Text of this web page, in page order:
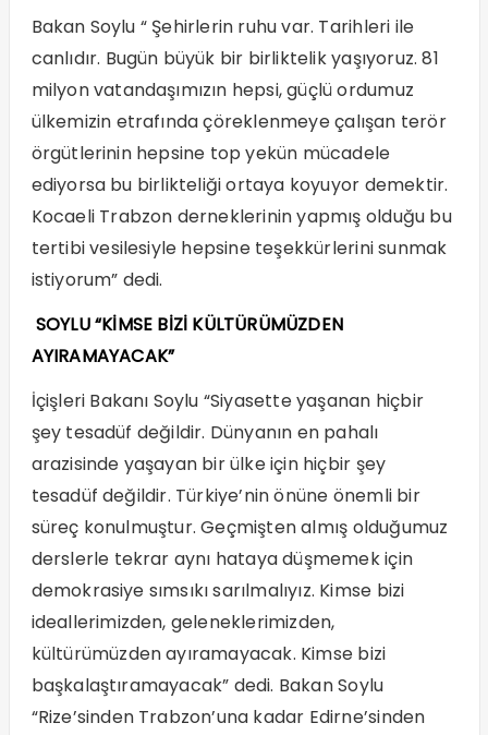
Bakan Soylu “ Şehirlerin ruhu var. Tarihleri ile
canlıdır. Bugün büyük bir birliktelik yaşıyoruz. 81
milyon vatandaşımızın hepsi, güçlü ordumuz
ülkemizin etrafında çöreklenmeye çalışan terör
örgütlerinin hepsine top yekün mücadele
ediyorsa bu birlikteliği ortaya koyuyor demektir.
Kocaeli Trabzon derneklerinin yapmış olduğu bu
tertibi vesilesiyle hepsine teşekkürlerini sunmak
istiyorum” dedi.
SOYLU “KİMSE BİZİ KÜLTÜRÜMÜZDEN
AYIRAMAYACAK”
İçişleri Bakanı Soylu “Siyasette yaşanan hiçbir
şey tesadüf değildir. Dünyanın en pahalı
arazisinde yaşayan bir ülke için hiçbir şey
tesadüf değildir. Türkiye’nin önüne önemli bir
süreç konulmuştur. Geçmişten almış olduğumuz
derslerle tekrar aynı hataya düşmemek için
demokrasiye sımsıkı sarılmalıyız. Kimse bizi
ideallerimizden, geleneklerimizden,
kültürümüzden ayıramayacak. Kimse bizi
başkalaştıramayacak” dedi. Bakan Soylu
“Rize’sinden Trabzon’una kadar Edirne’sinden